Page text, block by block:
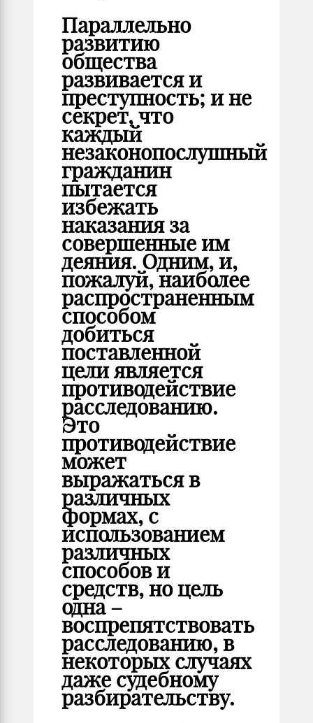
Параллельно
развитию
общества
развивается и
преступность; и не
секрет, что
каждый
незаконопослушный
гражданин
пытается
избежать
наказания за
совершенные им
деяния. Одним, и,
пожалуй, наиболее
распространенным
способом
добиться
поставленной
цели является
противодействие
расследованию.
Это
противодействие
может
выражаться в
различных
формах, с
использованием
различных
способов и
средств, но цель
одна –
воспрепятствовать
расследованию, в
некоторых случаях
даже судебному
разбирательству.